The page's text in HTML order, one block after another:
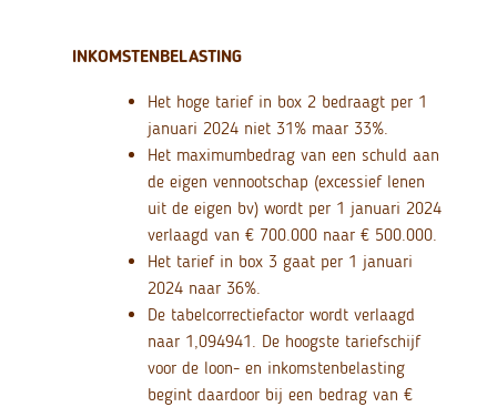
INKOMSTENBELASTING
Het hoge tarief in box 2 bedraagt per 1
januari 2024 niet 31% maar 33%.
Het maximumbedrag van een schuld aan
de eigen vennootschap (excessief lenen
uit de eigen bv) wordt per 1 januari 2024
verlaagd van € 700.000 naar € 500.000.
Het tarief in box 3 gaat per 1 januari
2024 naar 36%.
De tabelcorrectiefactor wordt verlaagd
naar 1,094941. De hoogste tariefschijf
voor de loon- en inkomstenbelasting
begint daardoor bij een bedrag van €